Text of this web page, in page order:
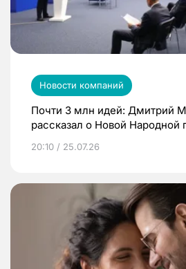
Новости компаний
Почти 3 млн идей: Дмитрий
рассказал о Новой Народной
20:10 / 25.07.26